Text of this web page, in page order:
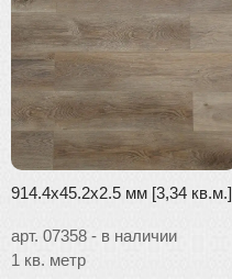
914.4x45.2x2.5 мм [3,34 кв.м.]
арт. 07358 - в наличии
1 кв. метр